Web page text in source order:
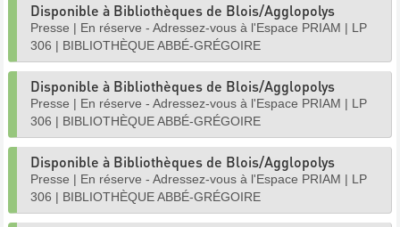
Disponible à Bibliothèques de Blois/Agglopolys
Presse | En réserve - Adressez-vous à l'Espace PRIAM | LP
306 | BIBLIOTHÈQUE ABBÉ-GRÉGOIRE
Disponible à Bibliothèques de Blois/Agglopolys
Presse | En réserve - Adressez-vous à l'Espace PRIAM | LP
306 | BIBLIOTHÈQUE ABBÉ-GRÉGOIRE
Disponible à Bibliothèques de Blois/Agglopolys
Presse | En réserve - Adressez-vous à l'Espace PRIAM | LP
306 | BIBLIOTHÈQUE ABBÉ-GRÉGOIRE